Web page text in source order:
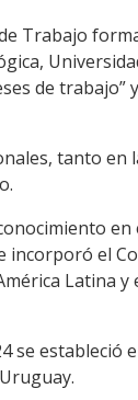
Trabajo
de trabajo”
tanto
en
incorporó el
Latina y
se estableció